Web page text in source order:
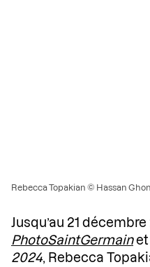
Rebecca Topakian © Hassan
Jusqu’au 21
PhotoSaintGermain et
2024, Rebecca